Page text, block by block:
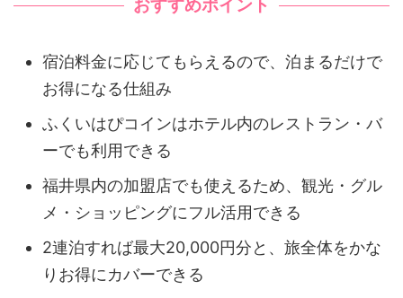
おすすめポイント
宿泊料金に応じてもらえるので、泊まるだけで
お得になる仕組み
ふくいはぴコインはホテル内のレストラン・バ
ーでも利用できる
福井県内の加盟店でも使えるため、観光・グル
メ・ショッピングにフル活用できる
2連泊すれば最大20,000円分と、旅全体をかな
りお得にカバーできる